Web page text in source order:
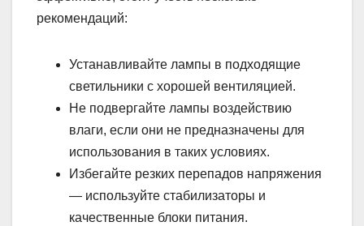
рекомендаций:
Устанавливайте лампы в подходящие
светильники с хорошей вентиляцией.
Не подвергайте лампы воздействию
влаги, если они не предназначены для
использования в таких условиях.
Избегайте резких перепадов напряжения
— используйте стабилизаторы и
качественные блоки питания.